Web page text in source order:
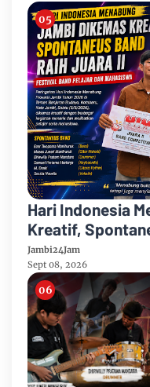
Hari Indonesia
Kreatif,
Festival Band
Jambi24Jam
Sept 08, 2026